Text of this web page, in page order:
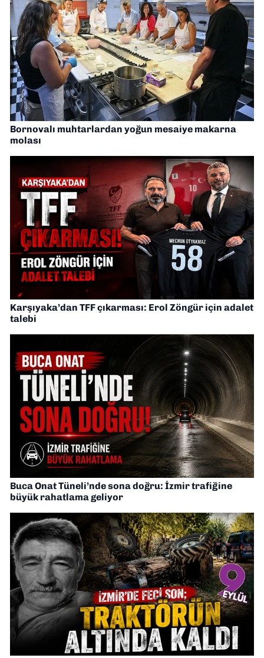
Bornovalı muhtarlardan yoğun mesaiye makarna
molası
Karşıyaka’dan TFF çıkarması: Erol Zöngür için adalet
talebi
Buca Onat Tüneli’nde sona doğru: İzmir trafiğine
büyük rahatlama geliyor